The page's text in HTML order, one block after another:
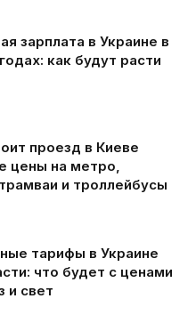
зарплата в Украине в
как будут расти
проезд в Киеве
цены на метро,
и троллейбусы
тарифы в Украине
что будет с ценами
и свет